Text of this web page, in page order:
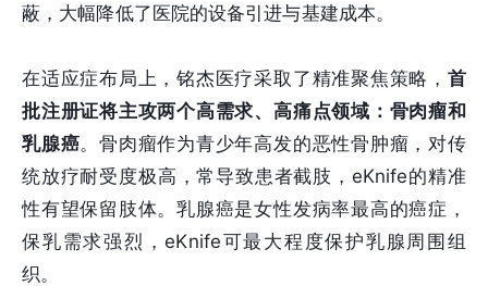
蔽，大幅降低了医院的设备引进与基建成本。
在适应症布局上，铭杰医疗采取了精准聚焦策略， 首
批注册证将主攻两个高需求、高痛点领域：骨肉瘤和
乳腺癌。骨肉瘤作为青少年高发的恶性骨肿瘤，对传
统放疗耐受度极高，常导致患者截肢，eKnife的精准
性有望保留肢体。乳腺癌是女性发病率最高的癌症，
保乳需求强烈，eKnife可最大程度保护乳腺周围组
织。